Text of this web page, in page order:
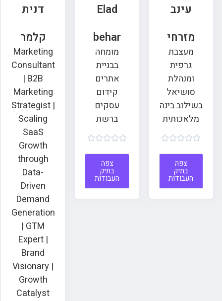
עינב
מזרחי
מעצבת
גרפית
ומנהלת
סושיאל
בשילוב בינה
מלאכותית





צפה
בתיק
העבודות
Elad
behar
מומחה
בבניית
אתרים
קידום
עסקים
ברשת





צפה
בתיק
העבודות
דנית
קלמר
Marketing
Consultant
| B2B
Marketing
Strategist |
Scaling
SaaS
Growth
through
Data-
Driven
Demand
Generation
| GTM
Expert |
Brand
Visionary |
Growth
Catalyst